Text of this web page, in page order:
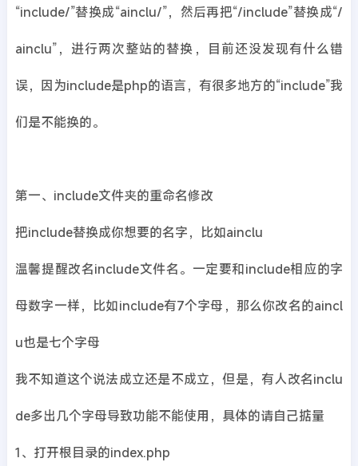
“include/”替换成“ainclu/”，然后再把“/include”替换成“/
ainclu”，进行两次整站的替换，目前还没发现有什么错
误，因为include是php的语言，有很多地方的“include”我
们是不能换的。
第一、include文件夹的重命名修改
把include替换成你想要的名字，比如ainclu
温馨提醒改名include文件名。一定要和include相应的字
母数字一样，比如include有7个字母，那么你改名的aincl
u也是七个字母
我不知道这个说法成立还是不成立，但是，有人改名inclu
de多出几个字母导致功能不能使用，具体的请自己掂量
1、打开根目录的index.php